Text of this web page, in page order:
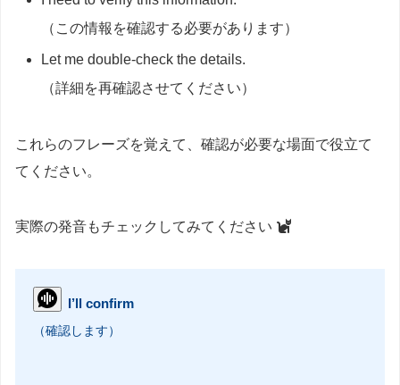
（この情報を確認する必要があります）
Let me double-check the details.
（詳細を再確認させてください）
これらのフレーズを覚えて、確認が必要な場面で役立て
てください。
実際の発音もチェックしてみてください
I’ll confirm
（確認します）